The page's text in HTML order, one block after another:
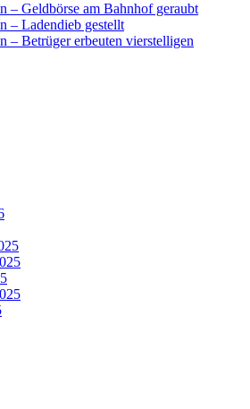
– Geldbörse am Bahnhof geraubt
– Ladendieb gestellt
– Betrüger erbeuten vierstelligen